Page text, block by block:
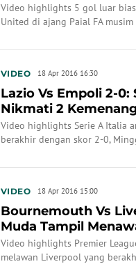
Video highlights 5 gol luar
United di ajang Paial FA musim
VIDEO 18 Apr 2016 16:30
Lazio Vs Empoli 2-
Nikmati 2
Video highlights Serie A Italia
berakhir dengan skor 2-0,
VIDEO 18 Apr 2016 15:00
Bournemouth Vs
Muda Tampil
Video highlights Premier
melawan Liverpool yang